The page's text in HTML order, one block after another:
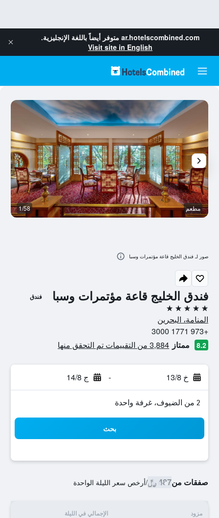
ar.hotelscombined.com متوفر أيضاً باللغة الإنجليزية.
Visit site in English
فندق الخليج قاعة مؤتمرات وسبا فندق
5 نجوم
المنامة، البحرين
+973 1771 3000
8.2 ممتاز 3,884 من التقييمات تم التحقق منها
خ 13/8 - ج 14/8
2 من الضيوف، غرفة واحدة
بحث
صفقات من487 ﷼ /أرخص سعر الليلة الواحدة
مزود الإجمالي في الليلة
مطعم 1/58
صور لـ فندق الخليج قاعة مؤتمرات وسبا